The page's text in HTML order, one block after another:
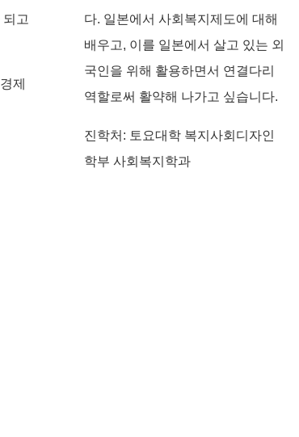
고
제
다. 일본에서 사회복지제도에 대해
배우고, 이를 일본에서 살고 있는 외
국인을 위해 활용하면서 연결다리
역할로써 활약해 나가고 싶습니다.
진학처: 토요대학 복지사회디자인
학부 사회복지학과